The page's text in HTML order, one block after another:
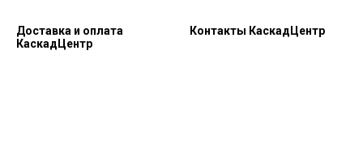
Доставка и оплата
КаскадЦентр
Контакты КаскадЦентр